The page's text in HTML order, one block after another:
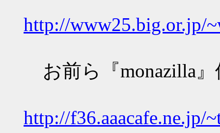
http://www25.big.or.jp/
お前ら『monazilla
http://f36.aaacafe.ne.jp/